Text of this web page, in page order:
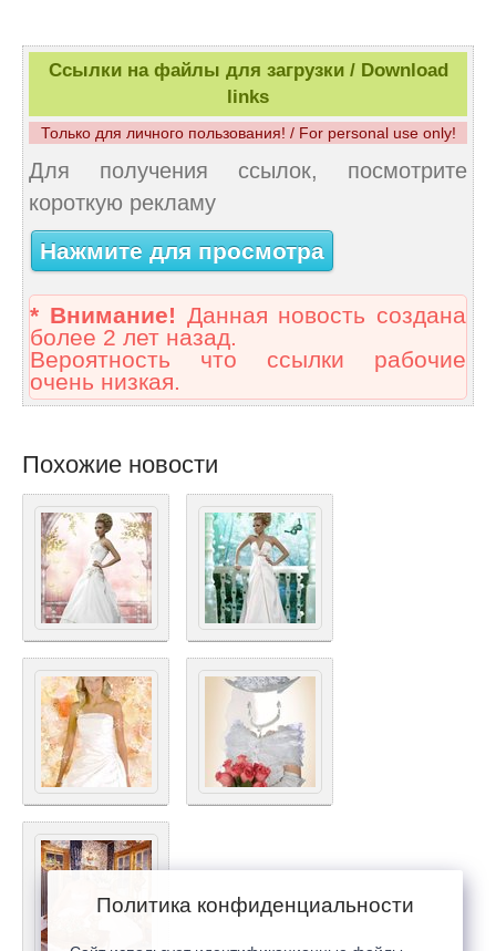
Ссылки на файлы для загрузки / Download
links
Только для личного пользования! / For personal use only!
Для получения ссылок, посмотрите
короткую рекламу
Нажмите для просмотра
* Внимание! Данная новость создана
более 2 лет назад.
Вероятность что ссылки рабочие
очень низкая.
Похожие новости
Политика конфиденциальности